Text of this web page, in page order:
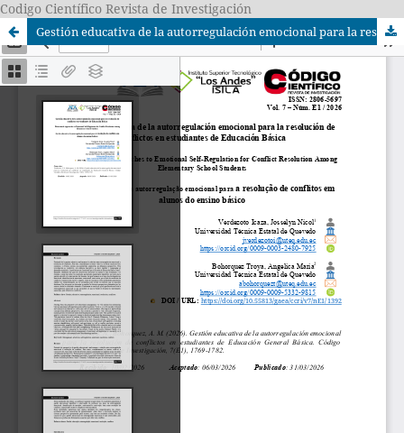
Codigo Científico Revista de Investigación
Gestión educativa de la autorregulación emocional para la resolución de conflictos en estudiantes de Educación Básica